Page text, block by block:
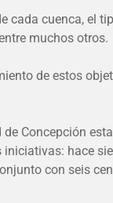
cuenca, el
muchos otros.
de estos
Concepción
hace
con seis